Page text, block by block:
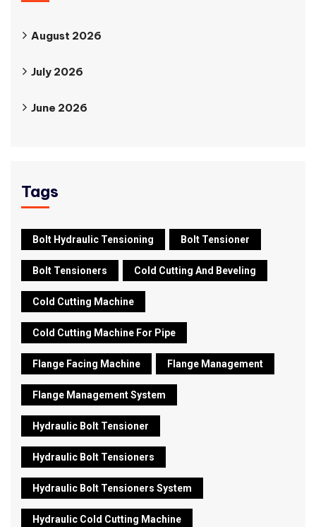
August 2026
July 2026
June 2026
Tags
Bolt Hydraulic Tensioning Bolt Tensioner
Bolt Tensioners Cold Cutting And Beveling
Cold Cutting Machine
Cold Cutting Machine For Pipe
Flange Facing Machine Flange Management
Flange Management System
Hydraulic Bolt Tensioner
Hydraulic Bolt Tensioners
Hydraulic Bolt Tensioners System
Hydraulic Cold Cutting Machine